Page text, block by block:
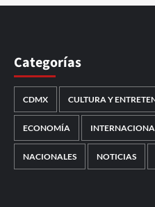
Categorías
CDMX CULTURA Y
ECONOMÍA
NACIONALES NOTICIAS